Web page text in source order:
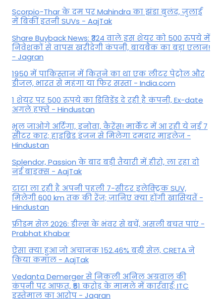
Scorpio-Thar के दम पर Mahindra का झंडा बुलंद, जुलाई
में बिकीं इतनी SUVs - AajTak
Share Buyback News: ₹324 वाले इस शेयर को 500 रुपये में
निवेशकों से वापस खरीदेगी कंपनी, बायबैक का बड़ा एलान!
- Jagran
1950 में पाकिस्तान में कितने का था एक लीटर पेट्रोल और
डीजल, भारत से महंगा या फिर सस्ता - India.com
1 शेयर पर 500 रुपये का डिविडेंड दे रही है कंपनी, Ex-date
अगले हफ्ते - Hindustan
भूल जाओगे अर्टिगा, इनोवा, कैरेंस! मार्केट में आ रही ये नई 7
सीटर कार; हाइब्रिड इंजन से मिलेगा दमदार माइलेज -
Hindustan
Splendor, Passion के बाद बड़ी तैयारी में हीरो, ला रहा दो
नई बाइक्स - AajTak
टाटा ला रही है अपनी पहली 7-सीटर इलेक्ट्रिक SUV,
मिलेगी 600 km तक की रेंज; जानिए क्या होंगी खासियतें -
Hindustan
फ्रीडम सेल 2026: डील्स के भंवर से बचें, असली बचत पाएं -
Prabhat Khabar
ऐसा क्या हुआ जो अचानक 152.46% बढ़ी सेल, CRETA ने
किया कमाल - AajTak
Vedanta Demerger से निकली अनिल अग्रवाल की
कंपनी पर आफत, ₹51 करोड़ के मामले में कार्रवाई; ITC
इस्तेमाल का आरोप - Jagran